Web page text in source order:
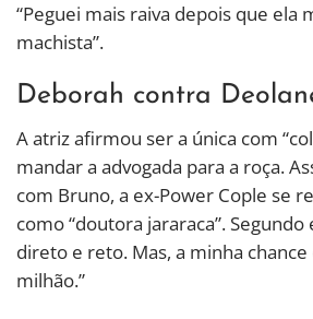
“Peguei mais raiva depois que ela
machista”.
Deborah contra
A atriz afirmou ser a única com
mandar a advogada para a roça.
com Bruno, a ex-Power Cople se
como “doutora jararaca”. Segundo
direto e reto. Mas, a minha
milhão.”